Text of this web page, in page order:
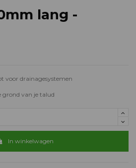
lang -
voor drainagesystemen
grond van je talud
In winkelwagen